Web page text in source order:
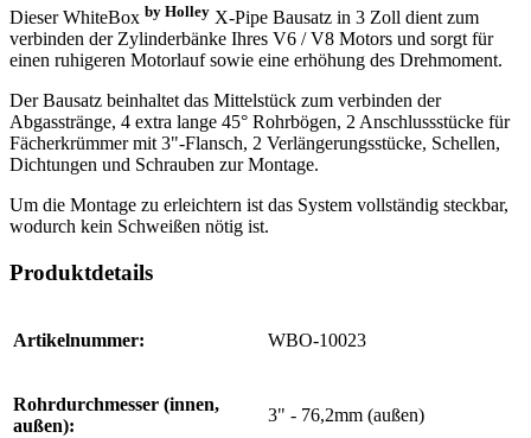
Dieser WhiteBox by Holley X-Pipe Bausatz in 3 Zoll dient zum
verbinden der Zylinderbänke Ihres V6 / V8 Motors und sorgt für
einen ruhigeren Motorlauf sowie eine erhöhung des Drehmoment.
Der Bausatz beinhaltet das Mittelstück zum verbinden der
Abgasstränge, 4 extra lange 45° Rohrbögen, 2 Anschlussstücke für
Fächerkrümmer mit 3"-Flansch, 2 Verlängerungsstücke, Schellen,
Dichtungen und Schrauben zur Montage.
Um die Montage zu erleichtern ist das System vollständig steckbar,
wodurch kein Schweißen nötig ist.
Produktdetails
Artikelnummer: WBO-10023
Rohrdurchmesser (innen,
außen):
3" - 76,2mm (außen)